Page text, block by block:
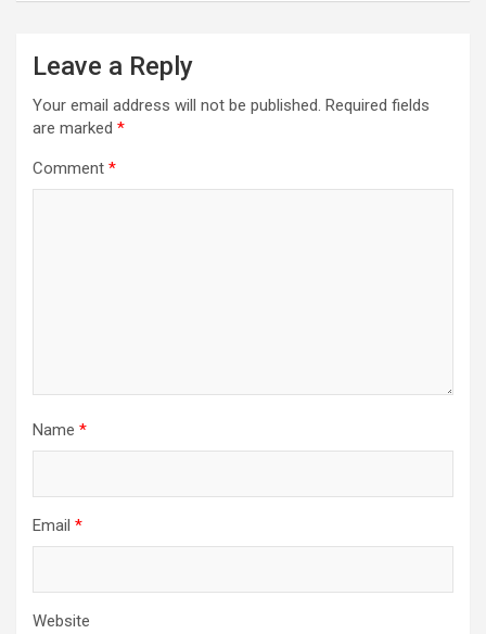
Leave a Reply
Your email address will not be published. Required fields
are marked *
Comment *
Name *
Email *
Website